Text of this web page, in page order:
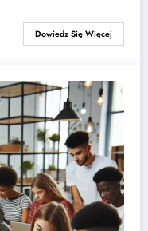
Dowiedz Się Więcej